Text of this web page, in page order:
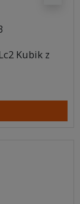
Kubik z